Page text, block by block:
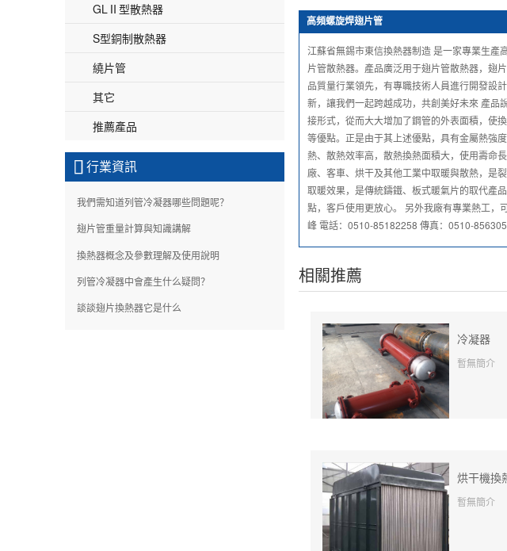
高頻螺旋焊翅片管
江蘇省無錫市東信換熱器制造 是一家專業生產
片管散熱器。產品廣泛用于翅片管散熱器，翅
品質量行業領先，有專職技術人員進行開發設
新，讓我們一起跨越成功，共創美好未來 產品
接形式，從而大大增加了鋼管的外表面積，使
等優點。正是由于其上述優點，具有金屬熱強
熱、散熱效率高，散熱換熱面積大，使用壽命
廠、客車、烘干及其他工業中取暖與散熱，是
取暖效果，是傳統鑄鐵、板式暖氣片的取代產
點，客戶使用更放心。 另外我廠有專業熱工，
峰 電話：0510-85182258 傳真：0510-
相關推薦
冷凝器
暫無簡介
烘干機換
暫無簡介
GLⅡ型散熱器
S型銅制散熱器
繞片管
其它
推薦產品
 行業資訊
我們需知道列管冷凝器哪些問題呢？
翅片管重量計算與知識講解
換熱器概念及參數理解及使用說明
列管冷凝器中會產生什么疑問？
談談翅片換熱器它是什么